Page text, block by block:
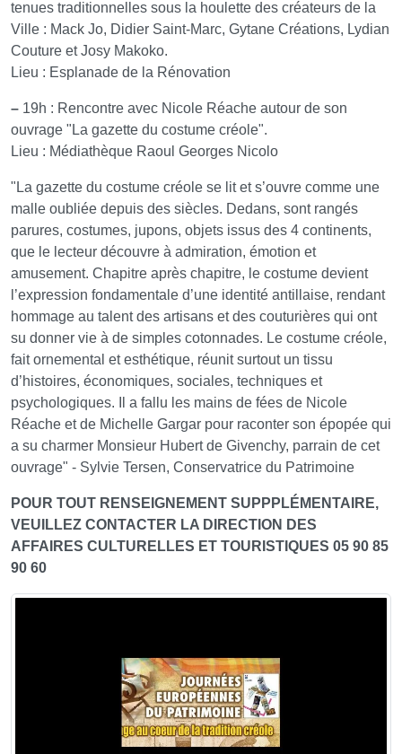
tenues traditionnelles sous la houlette des créateurs de la
Ville : Mack Jo, Didier Saint-Marc, Gytane Créations, Lydian
Couture et Josy Makoko.
Lieu : Esplanade de la Rénovation
– 19h : Rencontre avec Nicole Réache autour de son
ouvrage "La gazette du costume créole".
Lieu : Médiathèque Raoul Georges Nicolo
"La gazette du costume créole se lit et s’ouvre comme une
malle oubliée depuis des siècles. Dedans, sont rangés
parures, costumes, jupons, objets issus des 4 continents,
que le lecteur découvre à admiration, émotion et
amusement. Chapitre après chapitre, le costume devient
l’expression fondamentale d’une identité antillaise, rendant
hommage au talent des artisans et des couturières qui ont
su donner vie à de simples cotonnades. Le costume créole,
fait ornemental et esthétique, réunit surtout un tissu
d’histoires, économiques, sociales, techniques et
psychologiques. Il a fallu les mains de fées de Nicole
Réache et de Michelle Gargar pour raconter son épopée qui
a su charmer Monsieur Hubert de Givenchy, parrain de cet
ouvrage" - Sylvie Tersen, Conservatrice du Patrimoine
POUR TOUT RENSEIGNEMENT SUPPPLÉMENTAIRE,
VEUILLEZ CONTACTER LA DIRECTION DES
AFFAIRES CULTURELLES ET TOURISTIQUES 05 90 85
90 60